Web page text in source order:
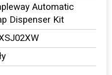
Automatic
Dispenser Kit